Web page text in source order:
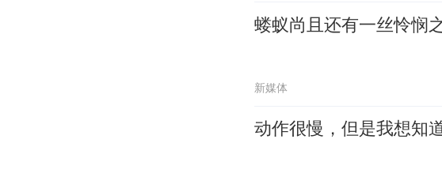
蝼蚁尚且还有一丝怜悯
新媒体
动作很慢，但是我想知